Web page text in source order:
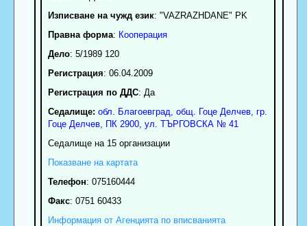
Изписване на чужд език: "VAZRAZHDANE" PK
Правна форма: Кооперация
Дело: 5/1989 120
Регистрация: 06.04.2009
Регистрация по ДДС: Да
Седалище: обл. Благоевград общ. Гоце Делчев, гр.
Гоце Делчев, ПК 2900, ул. ТЪРГОВСКА № 41
Седалище на 15 организации
Показване на картата
Телефон: 075160444
Факс: 0751 60433
Информация от Агенцията по вписванията